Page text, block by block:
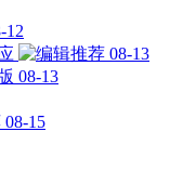
12
08-13
08-13
08-15